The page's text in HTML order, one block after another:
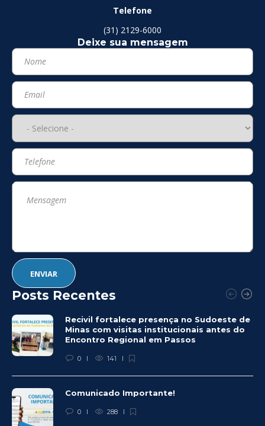
Telefone
(31) 2129-6000
Deixe sua mensagem
Posts Recentes
Recivil fortalece presença no Sudoeste de
Minas com visitas institucionais antes do
Encontro Regional em Passos
0 141
Comunicado Importante!
0 288